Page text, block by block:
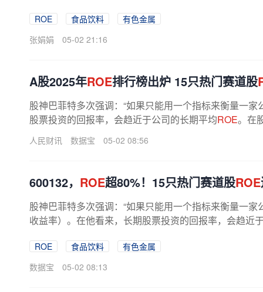
ROE 食品饮料
有色金属
张娟娟
05-02 21:16
A股2025年ROE排行榜出炉 15只热门赛道股
股神巴菲特多次强调：“如果只能用一个指标来衡量一
股票投资的回报率，会趋近于公司的长期平均ROE。在
人民财讯 数据宝 05-02 08:56
600132， ROE超80%！15只热门赛道股ROE
股神巴菲特多次强调：“如果只能用一个指标来衡量一
收益率）。在他看来，长期股票投资的回报率，会趋近
ROE 食品饮料
有色金属
数据宝
05-02 08:13